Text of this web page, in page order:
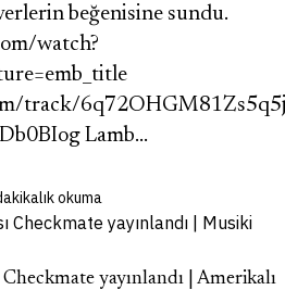
beğenisine sundu.
watch?
track/
Lamb…
okuma
Checkmate yayınlandı | Amerikalı